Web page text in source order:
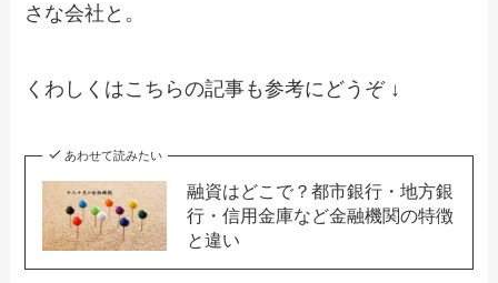
さな会社と。
くわしくはこちらの記事も参考にどうぞ ↓
あわせて読みたい
融資はどこで？都市銀行・地方銀
行・信用金庫など金融機関の特徴
と違い